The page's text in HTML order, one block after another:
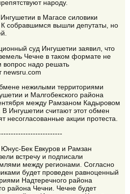
народу.
в Магасе силовики
К собравшимся вышли депутаты, но
суд Ингушетии заявил, что
Чечне в таком формате не
вопрос надо решать
нежилыми территориями
и Малгобекского района
между Рамзаном Кадыровом
Ингушетии считают этот обмен
несогласованные акции протеста.
Бек Евкуров и Рамзан
встречу и подписали
между регионами. Согласно
будет проведен равноценный
Надтеречного района
района Чечни. Чечне будет